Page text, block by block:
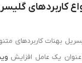
کاربردهای
بهنات کاربردهای
یک عامل افزایش